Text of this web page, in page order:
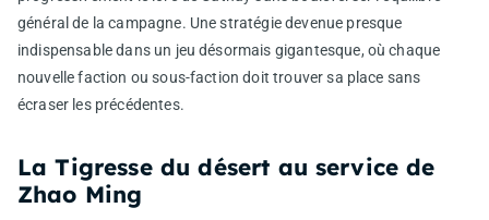
général de la campagne. Une stratégie devenue presque
indispensable dans un jeu désormais gigantesque, où chaque
nouvelle faction ou sous-faction doit trouver sa place sans
écraser les précédentes.
La Tigresse du désert au service de
Zhao Ming